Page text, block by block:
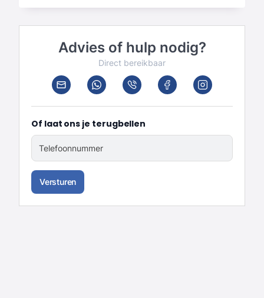
Advies of hulp nodig?
Direct bereikbaar
Of laat ons je terugbellen
Telefoonnummer
Versturen